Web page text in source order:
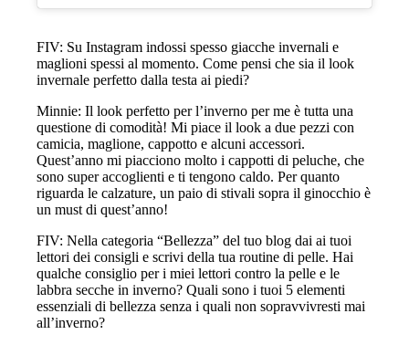
FIV: Su Instagram indossi spesso giacche invernali e
maglioni spessi al momento. Come pensi che sia il look
invernale perfetto dalla testa ai piedi?
Minnie: Il look perfetto per l’inverno per me è tutta una
questione di comodità! Mi piace il look a due pezzi con
camicia, maglione, cappotto e alcuni accessori.
Quest’anno mi piacciono molto i cappotti di peluche, che
sono super accoglienti e ti tengono caldo. Per quanto
riguarda le calzature, un paio di stivali sopra il ginocchio è
un must di quest’anno!
FIV: Nella categoria “Bellezza” del tuo blog dai ai tuoi
lettori dei consigli e scrivi della tua routine di pelle. Hai
qualche consiglio per i miei lettori contro la pelle e le
labbra secche in inverno? Quali sono i tuoi 5 elementi
essenziali di bellezza senza i quali non sopravvivresti mai
all’inverno?